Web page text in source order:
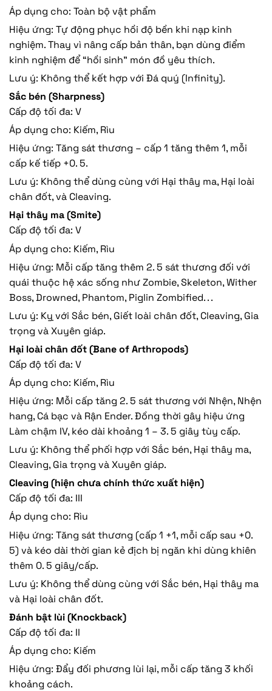
Áp dụng cho: Toàn bộ vật phẩm
Hiệu ứng: Tự động phục hồi độ bền khi nạp kinh
nghiệm. Thay vì nâng cấp bản thân, bạn dùng điểm
kinh nghiệm để “hồi sinh” món đồ yêu thích.
Lưu ý: Không thể kết hợp với Đá quý (Infinity).
Sắc bén (Sharpness)
Cấp độ tối đa: V
Áp dụng cho: Kiếm, Rìu
Hiệu ứng: Tăng sát thương – cấp 1 tăng thêm 1, mỗi
cấp kế tiếp +0. 5.
Lưu ý: Không thể dùng cùng với Hại thây ma, Hại loài
chân đốt, và Cleaving.
Hại thây ma (Smite)
Cấp độ tối đa: V
Áp dụng cho: Kiếm, Rìu
Hiệu ứng: Mỗi cấp tăng thêm 2. 5 sát thương đối với
quái thuộc hệ xác sống như Zombie, Skeleton, Wither
Boss, Drowned, Phantom, Piglin Zombified. . .
Lưu ý: Kỵ với Sắc bén, Giết loài chân đốt, Cleaving, Gia
trọng và Xuyên giáp.
Hại loài chân đốt (Bane of Arthropods)
Cấp độ tối đa: V
Áp dụng cho: Kiếm, Rìu
Hiệu ứng: Mỗi cấp tăng 2. 5 sát thương với Nhện, Nhện
hang, Cá bạc và Rận Ender. Đồng thời gây hiệu ứng
Làm chậm IV, kéo dài khoảng 1 – 3. 5 giây tùy cấp.
Lưu ý: Không thể phối hợp với Sắc bén, Hại thây ma,
Cleaving, Gia trọng và Xuyên giáp.
Cleaving (hiện chưa chính thức xuất hiện)
Cấp độ tối đa: III
Áp dụng cho: Rìu
Hiệu ứng: Tăng sát thương (cấp 1 +1, mỗi cấp sau +0.
5) và kéo dài thời gian kẻ địch bị ngăn khi dùng khiên
thêm 0. 5 giây/cấp.
Lưu ý: Không thể dùng cùng với Sắc bén, Hại thây ma
và Hại loài chân đốt.
Đánh bật lùi (Knockback)
Cấp độ tối đa: II
Áp dụng cho: Kiếm
Hiệu ứng: Đẩy đối phương lùi lại, mỗi cấp tăng 3 khối
khoảng cách.